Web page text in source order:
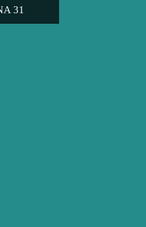
31